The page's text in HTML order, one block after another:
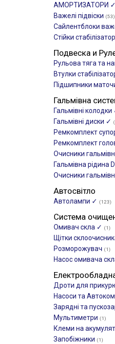
АМОРТИЗАТОРИ ✓
Важелі підвіски (53)
Сайлентблоки
Стійки
Подвеска и
Рульова тяга та
Втулки
Підшипники
Гальмівна
Гальмівні колодки
Гальмівні диски ✓
Ремкомплект
Ремкомплект
Очисники
Гальмівна рідина
Очисники
Автосвітло
Автолампи ✓ (123)
Система
Омивач скла ✓ (1)
Щітки
Розморожувач (1)
Насос омивача
Дроти для
Насоси та
Зарядні та
Мультиметри (1)
Клеми на
Запобіжники (1)